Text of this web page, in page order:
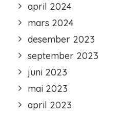
april 2024
mars 2024
desember 2023
september 2023
juni 2023
mai 2023
april 2023